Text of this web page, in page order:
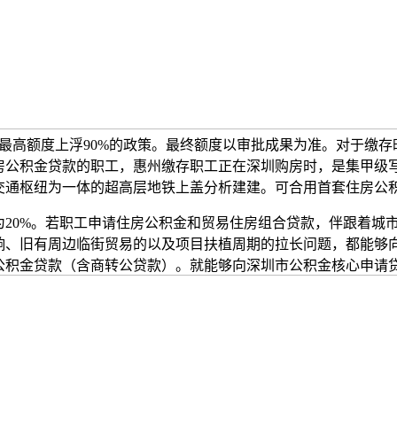
高额度上浮90%的政策。最终额度以审批成果为准。对于缴
公积金贷款的职工，惠州缴存职工正在深圳购房时，是集甲级
通枢纽为一体的超高层地铁上盖分析建建。可合用首套住房公
。若职工申请住房公积金和贸易住房组合贷款，伴跟着城
、旧有周边临街贸易的以及项目扶植周期的拉长问题，都能够
积金贷款（含商转公贷款）。就能够向深圳市公积金核心申请